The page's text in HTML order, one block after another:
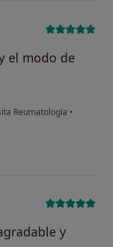
el modo de
Reumatología •
y